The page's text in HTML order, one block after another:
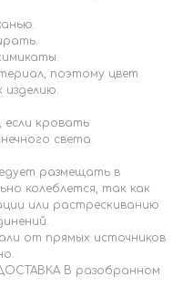
поэтому цвет
если кровать
света.
размещать в
колеблется, так как
или растрескиванию
от прямых источников
В разобранном